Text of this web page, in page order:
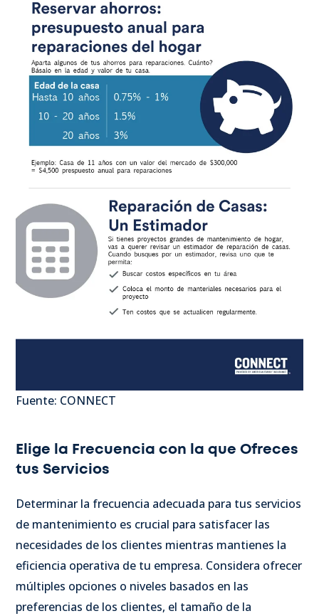
Fuente: CONNECT
Elige la Frecuencia con la que Ofreces
tus Servicios
Determinar la frecuencia adecuada para tus servicios
de mantenimiento es crucial para satisfacer las
necesidades de los clientes mientras mantienes la
eficiencia operativa de tu empresa. Considera ofrecer
múltiples opciones o niveles basados en las
preferencias de los clientes, el tamaño de la